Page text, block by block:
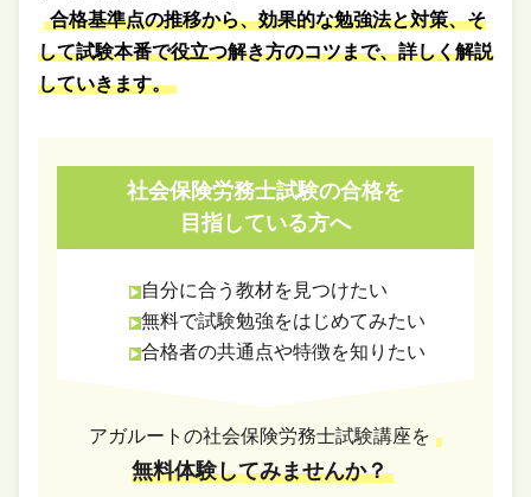
合格基準点の推移から、効果的な勉強法と対策、そ
して試験本番で役立つ解き方のコツまで、詳しく解説
していきます。
社会保険労務士試験の合格を
目指している方へ
自分に合う教材を見つけたい
無料で試験勉強をはじめてみたい
合格者の共通点や特徴を知りたい
アガルートの社会保険労務士試験講座を
無料体験してみませんか？